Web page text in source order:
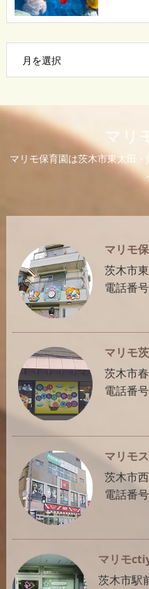
月を選択
マリ
マリモ保育園は茨木市東太田
マリモ
茨木市
電話番
マリモ
茨木市
電話番
マリモ
茨木市
電話番
マリモ
茨木市駅